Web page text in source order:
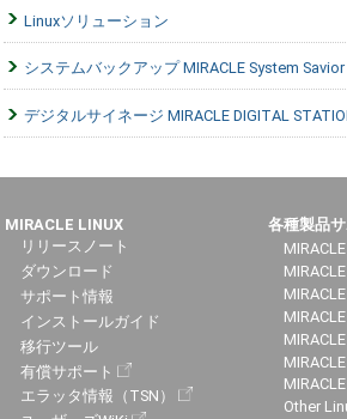
Linuxソリューション
システムバックアップ MIRACLE System Savior
デジタルサイネージ MIRACLE DIGITAL
MIRACLE LINUX
リリースノート
ダウンロード
サポート情報
インストールガイド
移行ツール
有償サポート
エラッタ情報（TSN）
各種製品
Other